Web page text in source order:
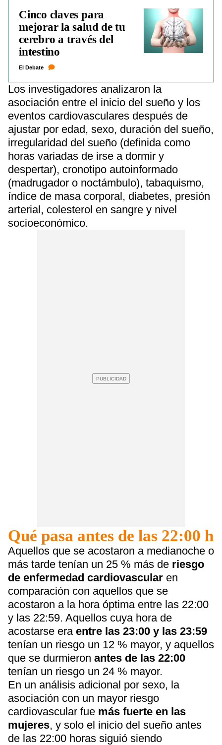
Cinco claves para
mejorar la salud de tu
cerebro a través del
intestino
El Debate
Los investigadores analizaron la
asociación entre el inicio del sueño y los
eventos cardiovasculares después de
ajustar por edad, sexo, duración del sueño,
irregularidad del sueño (definida como
horas variadas de irse a dormir y
despertar), cronotipo autoinformado
(madrugador o noctámbulo), tabaquismo,
índice de masa corporal, diabetes, presión
arterial, colesterol en sangre y nivel
socioeconómico.
Qué pasa antes de las 22:00 h
Aquellos que se acostaron a medianoche o
más tarde tenían un 25 % más de riesgo
de enfermedad cardiovascular en
comparación con aquellos que se
acostaron a la hora óptima entre las 22:00
y las 22:59. Aquellos cuya hora de
acostarse eraentre las 23:00 y las 23:59
tenían un riesgo un 12 % mayor, y aquellos
que se durmieron antes de las 22:00
tenían un riesgo un 24 % mayor.
En un análisis adicional por sexo, la
asociación con un mayor riesgo
cardiovascular fue más fuerte en las
mujeres, y solo el inicio del sueño antes
de las 22:00 horas siguió siendo